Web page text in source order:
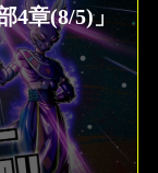
ーズ